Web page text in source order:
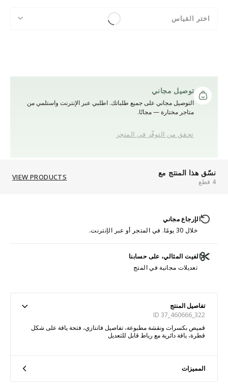
اختر القياس
توصيل مجاني
التوصيل مجاني على جميع طلباتك. اطلبي عبر الإنترنت واستلمي من
متاجر مختارة — مجانًا.
تحقق من التوفّر في المتجر
نسّق هذا المنتج مع
4 قطع
VIEW PRODUCTS
الإرجاع مجاني
خلال 30 يومًا. في المتجر أو عبر الإنترنت.
الفيت المثالي، على حسابنا
تعديلات مجانية في المتج
تفاصيل المنتج
ID 37_460666_322
قميص بكسرات ونقشة مطبوعة، تفاصيل فانتازي، فتحة ياقة على شكل
قطرة، ياقة دائرية مع رباط قابل للتعديل
المميزات